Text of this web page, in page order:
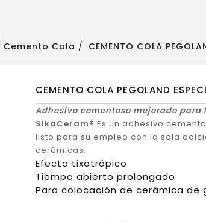
Cemento Cola CEMENTO COLA
CEMENTO COLA PEGOLAND
Adhesivo cementoso mejorado
SikaCeram® Es un adhesivo
listo para su empleo con la sola
cerámicas.
Efecto tixotrópico
Tiempo abierto prolongado
Para colocación de cerámica de